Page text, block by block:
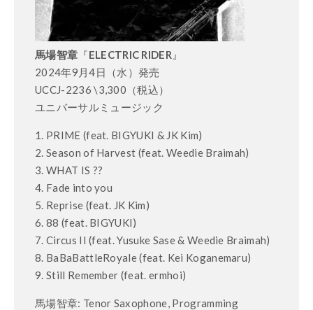
馬場智章 『ELECTRIC RIDER 』
2024年9月4日（水）発売
UCCJ-2236 \3,300（税込）
ユニバーサルミュージック
1. PRIME (feat. BIGYUKI & JK Kim)
2. Season of Harvest (feat. Weedie Braimah)
3. WHAT IS ??
4. Fade into you
5. Reprise (feat. JK Kim)
6. 88 (feat. BIGYUKI)
7. Circus II (feat. Yusuke Sase & Weedie Braimah)
8. BaBaBattleRoyale (feat. Kei Koganemaru)
9. Still Remember (feat. ermhoi)
馬場智章: Tenor Saxophone, Programming